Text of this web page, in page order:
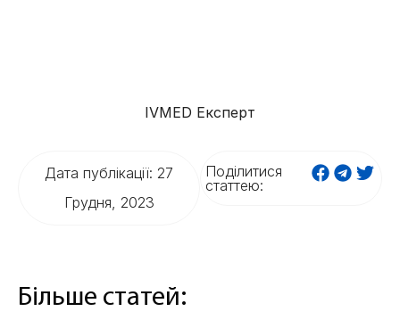
IVMED Експерт
Дата публікації: 27
Грудня, 2023
Поділитися
статтею:
Більше статей: